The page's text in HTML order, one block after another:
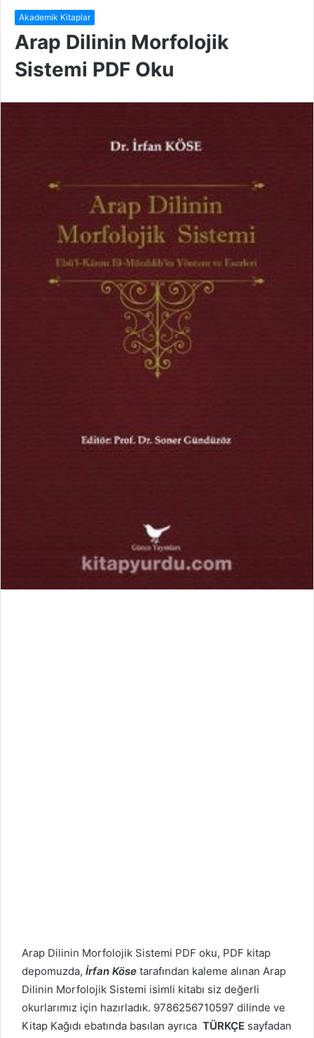
Akademik Kitaplar
Arap Dilinin Morfolojik
Sistemi PDF Oku
Arap Dilinin Morfolojik Sistemi PDF oku, PDF kitap
depomuzda, İrfan Köse tarafından kaleme alınan Arap
Dilinin Morfolojik Sistemi isimli kitabı siz değerli
okurlarımız için hazırladık. 9786256710597 dilinde ve
Kitap Kağıdı ebatında basılan ayrıca TÜRKÇE sayfadan